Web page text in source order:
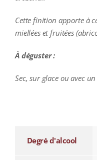
Cette finition apporte à
miellées et fruitées
À déguster :
Sec, sur glace ou avec un
Degré d'alcool